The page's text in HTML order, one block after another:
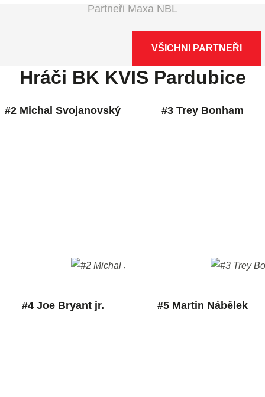
Partneři Maxa NBL
VŠICHNI PARTNEŘI
Hráči BK KVIS Pardubice
#2 Michal Svojanovský #3 Trey Bonham
#4 Joe Bryant jr. #5 Martin Nábělek